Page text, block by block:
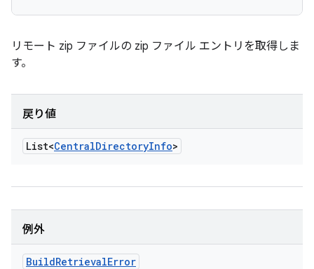
リモート zip ファイルの zip ファイル エントリを取得しま
す。
戻り値
List<CentralDirectoryInfo>
例外
BuildRetrievalError